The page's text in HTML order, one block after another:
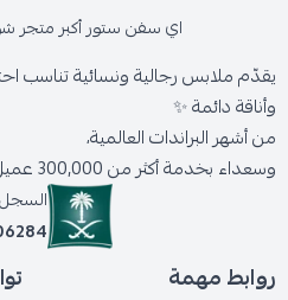
اي سفن ستور أكبر متجر
يقدّم ملابس رجالية ونسائية تناسب
وأناقة دائمة ✨
من أشهر البراندات العالمية،
وسعداء بخدمة أكثر من 300,000 عميل حول المملكة.
روابط مهمة